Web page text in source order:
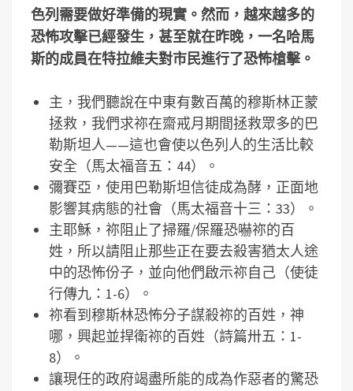
色列需要做好準備的現實。然而，越來越多的
恐怖攻擊已經發生，甚至就在昨晚，一名哈馬
斯的成員在特拉維夫對市民進行了恐怖槍擊。
主，我們聽說在中東有數百萬的穆斯林正蒙
拯救，我們求祢在齋戒月期間拯救眾多的巴
勒斯坦人——這也會使以色列人的生活比較
安全（馬太福音五：44）。
彌賽亞，使用巴勒斯坦信徒成為酵，正面地
影響其病態的社會（馬太福音十三：33）。
主耶穌，祢阻止了掃羅/保羅恐嚇祢的百
姓，所以請阻止那些正在要去殺害猶太人途
中的恐怖份子，並向他們啟示祢自己（使徒
行傳九：1-6）。
祢看到穆斯林恐怖分子謀殺祢的百姓，神
哪，興起並捍衛祢的百姓（詩篇卅五：1-
8）。
讓現任的政府竭盡所能的成為作惡者的驚恐